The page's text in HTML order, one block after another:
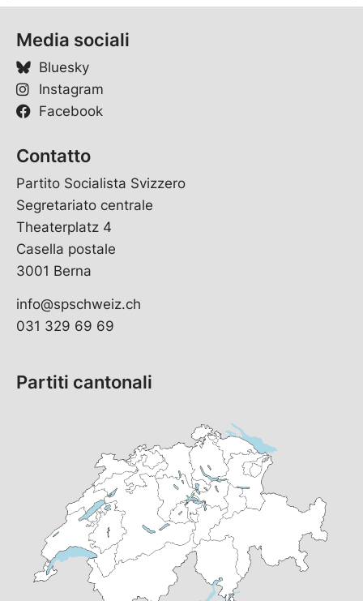
Media sociali
Bluesky
Instagram
Facebook
Contatto
Partito Socialista Svizzero
Segretariato centrale
Theaterplatz 4
Casella postale
3001 Berna
info@spschweiz.ch
031 329 69 69
Partiti cantonali